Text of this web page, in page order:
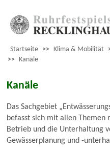
Startseite >> Klima & Mobilität
>> Kanäle
Kanäle
Das Sachgebiet
befasst sich mit allen Themen
Betrieb und die Unterhaltung
Gewässerplanung und -